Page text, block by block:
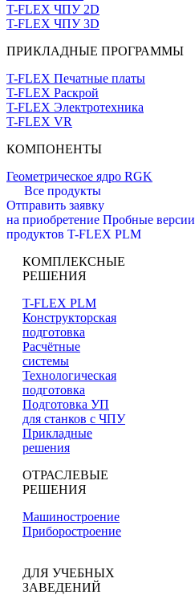
T-FLEX ЧПУ 2D
T-FLEX ЧПУ 3D
ПРИКЛАДНЫЕ ПРОГРАММЫ
T-FLEX Печатные платы
T-FLEX Раскрой
T-FLEX Электротехника
T-FLEX VR
КОМПОНЕНТЫ
Геометрическое ядро RGK
Все продукты
Отправить заявку
на приобретение Пробные версии
продуктов T-FLEX PLM
КОМПЛЕКСНЫЕ
РЕШЕНИЯ
T-FLEX PLM
Конструкторская
подготовка
Расчётные
системы
Технологическая
подготовка
Подготовка УП
для станков с ЧПУ
Прикладные
решения
ОТРАСЛЕВЫЕ
РЕШЕНИЯ
Машиностроение
Приборостроение
ДЛЯ УЧЕБНЫХ
ЗАВЕДЕНИЙ